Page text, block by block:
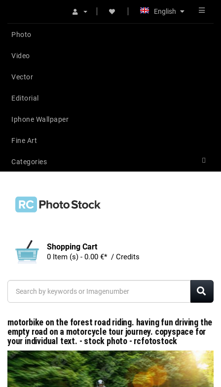
English
Photo
Video
Vector
Editorial
Iphone Wallpaper
Fine Art
Categories
Shopping Cart
0 Item (s) - 0.00 €* / Credits
motorbike on the forest road riding. having fun driving the
empty road on a motorcycle tour journey. copyspace for
your individual text. - stock photo - rcfotostock